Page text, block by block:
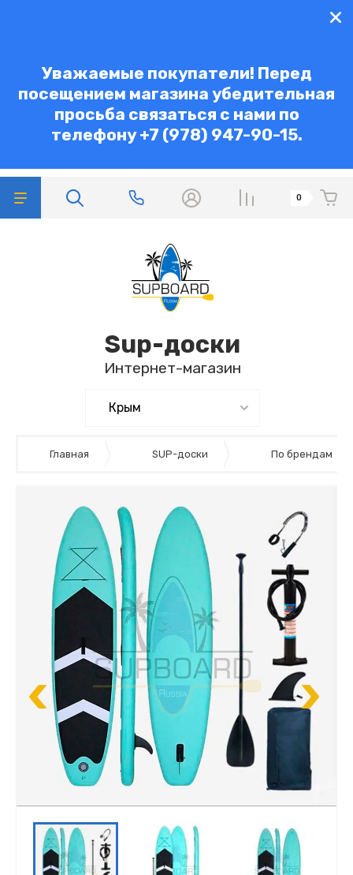
Уважаемые покупатели! Перед
посещением магазина убедительная
просьба связаться с нами по
телефону +7 (978) 947-90-15.
Sup-доски
Интернет-магазин
0
Главная SUP-доски По брендам